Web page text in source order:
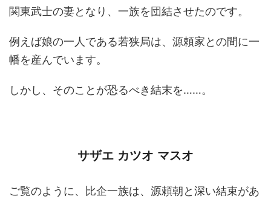
関東武士の妻となり、一族を団結させたのです。
例えば娘の一人である若狭局は、源頼家との間に一
幡を産んでいます。
しかし、そのことが恐るべき結末を……。
サザエ カツオ マスオ
ご覧のように、比企一族は、源頼朝と深い結束があ